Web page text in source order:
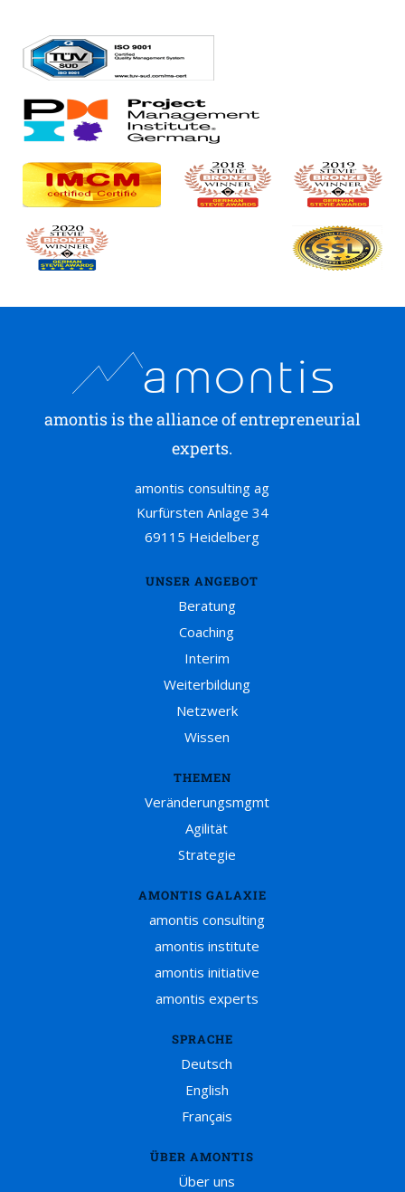
amontis is the alliance of entrepreneurial
experts.
amontis consulting ag
Kurfürsten Anlage 34
69115 Heidelberg
UNSER ANGEBOT
Beratung
Coaching
Interim
Weiterbildung
Netzwerk
Wissen
THEMEN
Veränderungsmgmt
Agilität
Strategie
AMONTIS GALAXIE
amontis consulting
amontis institute
amontis initiative
amontis experts
SPRACHE
Deutsch
English
Français
ÜBER AMONTIS
Über uns